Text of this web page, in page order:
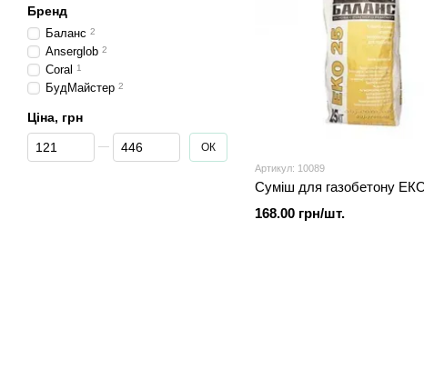
Артикул: 10089
Суміш для газобетону
168.00 грн/шт.
Бренд
Баланс 2
Anserglob 2
Coral 1
БудМайстер 2
Ціна, грн
От Ціна, грн
До Ціна, грн ОК